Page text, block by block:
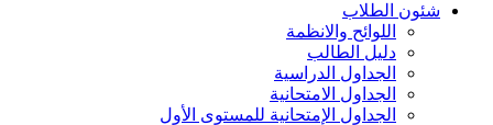
الطلاب
اللوائح والانظمة
دليل الطالب
الجداول الدراسية
الجداول الامتحانية
الجداول الإمتحانية للمستوى الأول